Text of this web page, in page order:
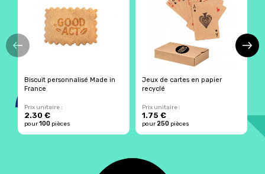
Biscuit personnalisé Made in
France
Prix unitaire :
2.30 €
pour100 pièces
Jeux de cartes en papier
recyclé
Prix unitaire :
1.75 €
pour250 pièces